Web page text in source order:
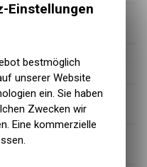
50-622
Einstellungen
bestmöglich
unserer Website
ein. Sie haben
Zwecken wir
Eine kommerzielle